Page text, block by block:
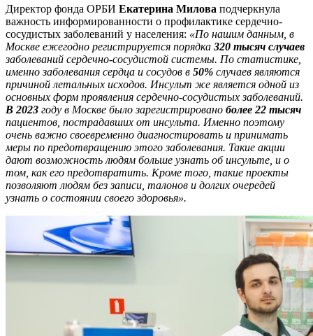
Директор фонда ОРБИ Екатерина Милова подчеркнула
важность информированности о профилактике сердечно-
сосудистых заболеваний у населения: «По нашим данным, в
Москве ежегодно регистрируется порядка 320 тысяч случаев
заболеваний сердечно-сосудистой системы. По статистике,
именно заболевания сердца и сосудов в 50% случаев являются
причиной летальных исходов. Инсульт же является одной из
основных форм проявления сердечно-сосудистых заболеваний.
В 2023 году в Москве было зарегистрировано более 22 тысяч
пациентов, пострадавших от инсульта. Именно поэтому
очень важно своевременно диагностировать и принимать
меры по предотвращению этого заболевания. Такие акции
дают возможность людям больше узнать об инсульте, и о
том, как его предотвратить. Кроме того, такие проекты
позволяют людям без записи, талонов и долгих очередей
узнать о состоянии своего здоровья».